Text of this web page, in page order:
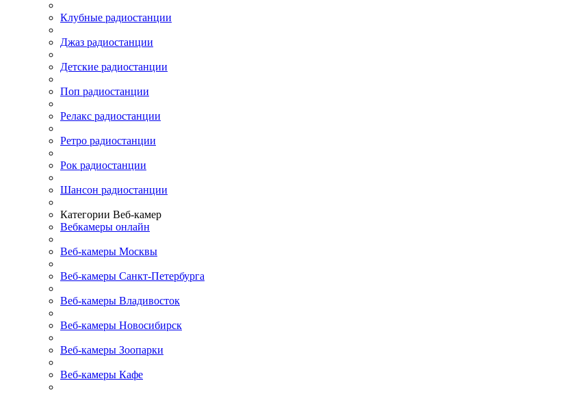
Клубные радиостанции
Джаз радиостанции
Детские радиостанции
Поп радиостанции
Релакс радиостанции
Ретро радиостанции
Рок радиостанции
Шансон радиостанции
Категории Веб-камер
Вебкамеры онлайн
Веб-камеры Москвы
Веб-камеры Санкт-Петербурга
Веб-камеры Владивосток
Веб-камеры Новосибирск
Веб-камеры Зоопарки
Веб-камеры Кафе